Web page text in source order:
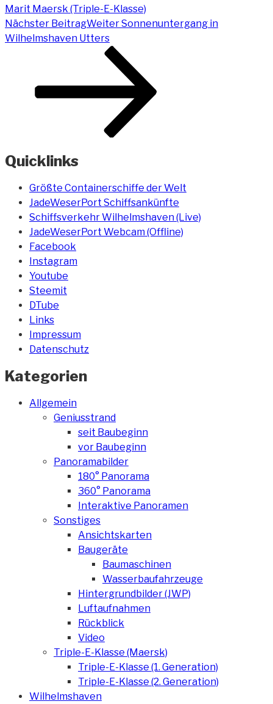
Marit Maersk (Triple-E-Klasse)
Nächster BeitragWeiterSonnenuntergang in
Wilhelmshaven Utters
Quicklinks
Größte Containerschiffe der Welt
JadeWeserPort Schiffsankünfte
Schiffsverkehr Wilhelmshaven (Live)
JadeWeserPort Webcam (Offline)
Facebook
Instagram
Youtube
Steemit
DTube
Links
Impressum
Datenschutz
Kategorien
Allgemein
Geniusstrand
seit Baubeginn
vor Baubeginn
Panoramabilder
180° Panorama
360° Panorama
Interaktive Panoramen
Sonstiges
Ansichtskarten
Baugeräte
Baumaschinen
Wasserbaufahrzeuge
Hintergrundbilder (JWP)
Luftaufnahmen
Rückblick
Video
Triple-E-Klasse (Maersk)
Triple-E-Klasse (1. Generation)
Triple-E-Klasse (2. Generation)
Wilhelmshaven